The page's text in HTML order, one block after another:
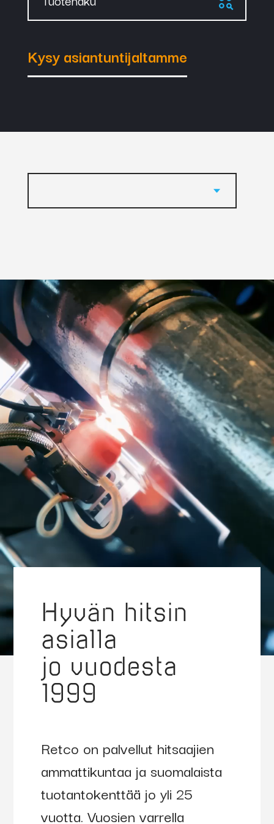
Kysy asiantuntijaltamme
Hyvän hitsin
asialla
jo vuodesta
1999
Retco on palvellut hitsaajien
ammattikuntaa ja suomalaista
tuotantokenttää jo yli 25
vuotta. Vuosien varrella